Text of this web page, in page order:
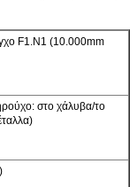
F1.N1 (10.000mm
στο χάλυβα/το